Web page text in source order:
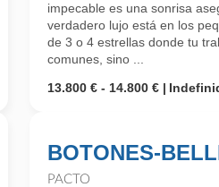
impecable es una sonrisa
verdadero lujo está en los
de 3 o 4 estrellas donde tu
comunes, sino ...
13.800 € - 14.800 €
BOTONES-
PACTO